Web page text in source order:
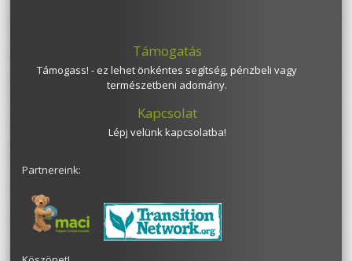
Támogatás
Támogass! - ez lehet önkéntes segítség, pénzbeli vagy
természetbeni adomány.
Kapcsolat
Lépj velünk kapcsolatba!
Partnereink: